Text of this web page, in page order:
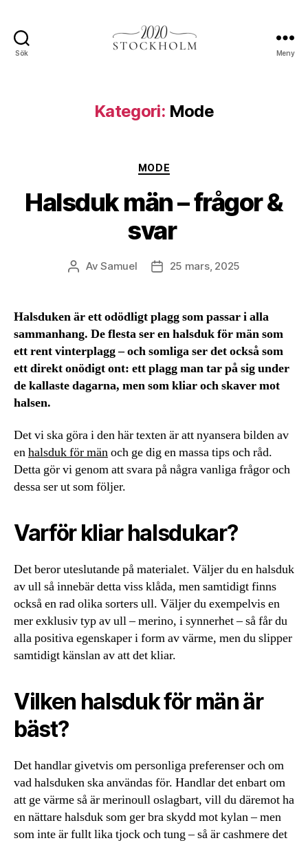
Sök Meny
Kategori: Mode
Kategorier
MODE
Halsduk män – frågor &
svar
Inläggsförfattare
AvSamuel Inläggsdatum
25 mars, 2025
Halsduken är ett odödligt plagg som passar i alla
sammanhang. De flesta ser en halsduk för män som
ett rent vinterplagg – och somliga ser det också som
ett direkt onödigt ont: ett plagg man tar på sig under
de kallaste dagarna, men som kliar och skaver mot
halsen.
Det vi ska göra i den här texten är att nyansera bilden av
enhalsduk för mänoch ge dig en massa tips och råd.
Detta gör vi genom att svara på några vanliga frågor och
dessa ser ut som följer.
Varför kliar halsdukar?
Det beror uteslutande på materialet. Väljer du en halsduk
av ull så innebär detta viss klåda, men samtidigt finns
också en rad olika sorters ull. Väljer du exempelvis en
mer exklusiv typ av ull – merino, i synnerhet – så får du
alla positiva egenskaper i form av värme, men du slipper
samtidigt känslan av att det kliar.
Vilken halsduk för män är
bäst?
Det handlar givetvis om personliga preferenser och om
vad halsduken ska användas för. Handlar det enbart om
att ge värme så är merinoull oslagbart, vill du däremot ha
en nättare halsduk som ger bra skydd mot kylan – men
som inte är fullt lika tjock och tung – så är cashmere det